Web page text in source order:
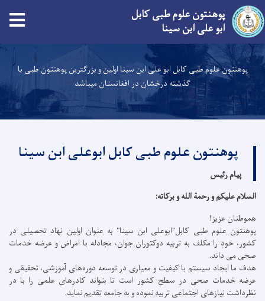
to
main
content
پوهنتون علوم طبی کابل
ابو علی ابن سینا
پوهنتون علوم طبی کابل ابو علی ابن سینا اولین و بزرگترین پوهنتون طبی با
گذشته درخشان در افغانستان میباشد
پوهنتون علوم طبی کابل ابوعلی ابن سینا
پیام رئیس
السلام عليكم و رحمة الله و بركاته:
هموطنان عزیز!
پوهنتون علوم طبی کابل"ابوعلی ابن سینا" به عنوان اولین نهاد تحصیلی در
کشور، خود را مکلف به تربیه دوکتوران جوان، مجادله با امراض و عرضه خدمات
صحی می داند.
هدف ما ایجاد سیستم با کیفیت و معیاری در توسعه دوره‌های آموزشی، تحقیقی و
عرضه خدمات صحی در سطح کشور است تا بتواند کادرهای علمی را با در
نظرداشت نیازهای اجتماعی تربیه نموده و به جامعه تقدیم نماید.